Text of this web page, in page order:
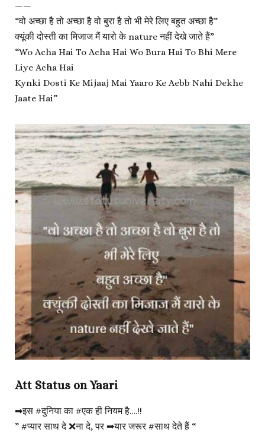
——
“वो अच्छा है तो अच्छा है वो बुरा है तो भी मेरे लिए बहुत अच्छा है”
क्यूंकी दोस्ती का मिजाज मैं यारो के nature नहीं देखे जाते हैं”
“Wo Acha Hai To Acha Hai Wo Bura Hai To Bhi Mere
Liye Acha Hai
Kynki Dosti Ke Mijaaj Mai Yaaro Ke Aebb Nahi Dekhe
Jaate Hai”
Att Status on Yaari
➡इस #दुनिया का #एक ही नियम है….!!
” #प्यार साथ दे ❌ना दे, पर ➡यार जरूर #साथ देते हैं “